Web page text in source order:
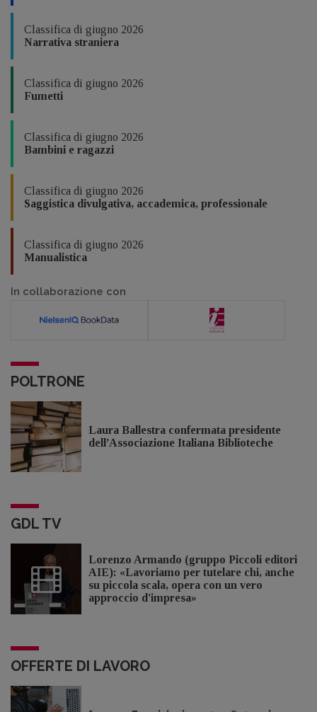
Classifica di giugno 2026
Narrativa straniera
Classifica di giugno 2026
Fumetti
Classifica di giugno 2026
Bambini e ragazzi
Classifica di giugno 2026
Saggistica divulgativa, accademica, professionale
Classifica di giugno 2026
Manualistica
In collaborazione con
POLTRONE
Laura Ballestra confermata presidente
dell’Associazione Italiana Biblioteche
GDL TV
Lorenzo Armando (gruppo Piccoli editori
AIE): «Lavoriamo per tutelare chi, anche
su piccola scala, opera con un vero
approccio d'impresa»
OFFERTE DI LAVORO